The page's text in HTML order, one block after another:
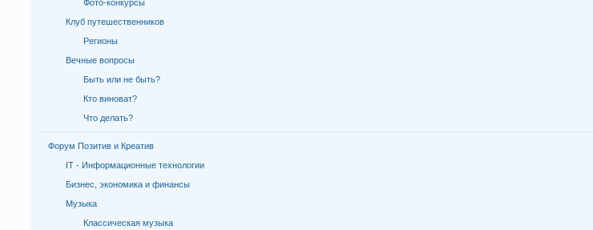
Фото-конкурсы
Клуб путешественников
Регионы
Вечные вопросы
Быть или не быть?
Кто виноват?
Что делать?
Форум Позитив и Креатив
IT - Информационные технологии
Бизнес, экономика и финансы
Музыка
Классическая музыка